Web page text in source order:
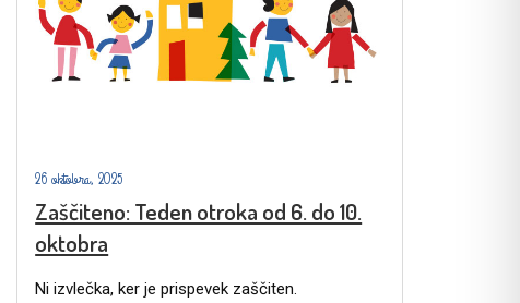
26 oktobra, 2025
Zaščiteno: Teden otroka od 6. do 10.
oktobra
Ni izvlečka, ker je prispevek zaščiten.